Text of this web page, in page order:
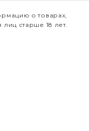
о товарах,
лиц старше 18 лет.